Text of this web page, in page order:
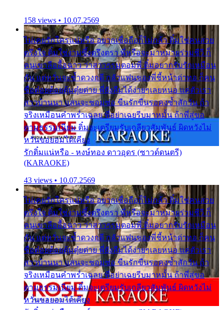
158 views • 10.07.2569
ไม่เคยรักใครแน่หรือ อยากเชื่อถือก็ไม่กล้า ติ๋มใช่คนสวย
ตรึงใจ ติ๋มใช่งามซึ้งตรึงตรา พี่หรือจะมาหมายร่วมชีวี ก็
คนเขาลืออื้อฉาว ว่าสาวๆรุมตอมพี่ ติ๋มอยากรับรักเหมือน
กัน แต่หวั่นจะช้ำดวงฤดี กลัวแฟนของพี่ชี้หน้าด่าทอ ก็คน
ชื่อต๋อยต้อยตุ้มตุ๋ยต่าย พี่ยังลืมได้ง่ายๆเลยหนอ แค่ตัวเรา
สาวบ้านนา แสนจะซอมซ่อ ขืนรักขืนรอคงช้ำสักวัน ถ้า
จริงเหมือนคำพร่ำเฉลย พี่อย่าเฉยรีบมาหมั้น ถ้าพี่สู่ขอ
ตามธรรมเนียม ติ๋มจะเตรียมรับเกลียวสัมพันธ์ ผิดหวังไม่
หวั่นขอยอมได้เคียง
รักติ๋มแน่หรือ - หงษ์ทอง ดาวอุดร (ซาวด์ดนตรี)
(KARAOKE)
43 views • 10.07.2569
ไม่เคยรักใครแน่หรือ อยากเชื่อถือก็ไม่กล้า ติ๋มใช่คนสวย
ตรึงใจ ติ๋มใช่งามซึ้งตรึงตรา พี่หรือจะมาหมายร่วมชีวี ก็
คนเขาลืออื้อฉาว ว่าสาวๆรุมตอมพี่ ติ๋มอยากรับรักเหมือน
กัน แต่หวั่นจะช้ำดวงฤดี กลัวแฟนของพี่ชี้หน้าด่าทอ ก็คน
ชื่อต๋อยต้อยตุ้มตุ๋ยต่าย พี่ยังลืมได้ง่ายๆเลยหนอ แค่ตัวเรา
สาวบ้านนา แสนจะซอมซ่อ ขืนรักขืนรอคงช้ำสักวัน ถ้า
จริงเหมือนคำพร่ำเฉลย พี่อย่าเฉยรีบมาหมั้น ถ้าพี่สู่ขอ
ตามธรรมเนียม ติ๋มจะเตรียมรับเกลียวสัมพันธ์ ผิดหวังไม่
หวั่นขอยอมได้เคียง